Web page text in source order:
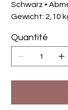
Schwarz •
Gewicht: 2,10
Quantité